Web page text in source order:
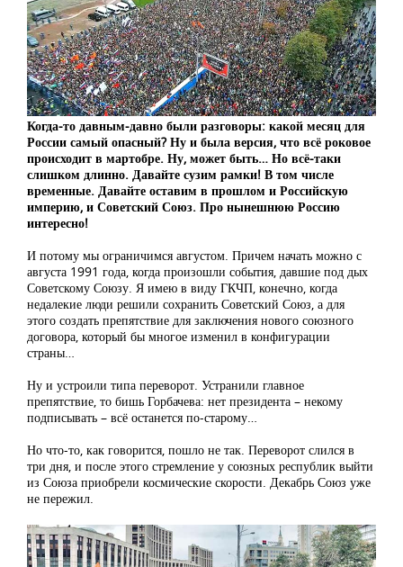
Когда-то давным-давно были разговоры: какой месяц для
России самый опасный? Ну и была версия, что всё роковое
происходит в мартобре. Ну, может быть… Но всё-таки
слишком длинно. Давайте сузим рамки! В том числе
временные. Давайте оставим в прошлом и Российскую
империю, и Советский Союз. Про нынешнюю Россию
интересно!
И потому мы ограничимся августом. Причем начать можно с
августа 1991 года, когда произошли события, давшие под дых
Советскому Союзу. Я имею в виду ГКЧП, конечно, когда
недалекие люди решили сохранить Советский Союз, а для
этого создать препятствие для заключения нового союзного
договора, который бы многое изменил в конфигурации
страны…
Ну и устроили типа переворот. Устранили главное
препятствие, то бишь Горбачева: нет президента – некому
подписывать – всё останется по-старому…
Но что-то, как говорится, пошло не так. Переворот слился в
три дня, и после этого стремление у союзных республик выйти
из Союза приобрели космические скорости. Декабрь Союз уже
не пережил.